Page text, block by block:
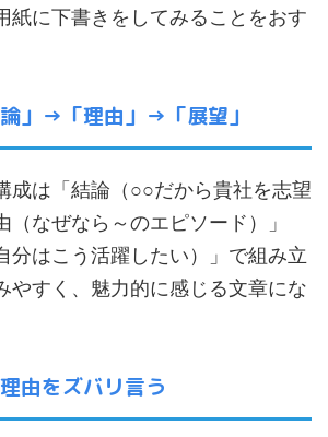
紙に下書きをしてみることをおす
」→「理由」→「展望」
成は「結論（○○だから貴社を志望
なぜなら～のエピソード）」
はこう活躍したい）」で組み立
やすく、魅力的に感じる文章にな
由をズバリ言う